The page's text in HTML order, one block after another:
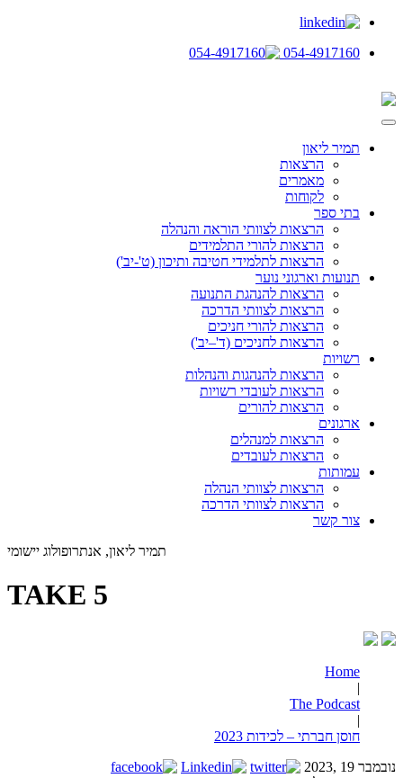
054-4917160
תמיר ליאון
הרצאות
מאמרים
לקוחות
בתי ספר
הרצאות לצוותי הוראה והנהלה
הרצאות להורי התלמידים
הרצאות לתלמידי חטיבה ותיכון (ט'-יב')
תנועות וארגוני נוער
הרצאות להנהגת התנועה
הרצאות לצוותי הדרכה
הרצאות להורי חניכים
הרצאות לחניכים (ד'–יב')
רשויות
הרצאות להנהגות והנהלות
הרצאות לעובדי רשויות
הרצאות להורים
ארגונים
הרצאות למנהלים
הרצאות לעובדים
עמותות
הרצאות לצוותי הנהלה
הרצאות לצוותי הדרכה
צור קשר
תמיר ליאון, אנתרופולוג יישומי
TAKE 5
Home
|
The Podcast
|
חוסן חברתי – לכידות 2023
נובמבר 19 ,2023